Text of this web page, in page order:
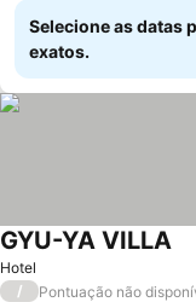
Selecione as datas
exatos.
Hotel
GYU-YA VILLA
/ Pontuação não